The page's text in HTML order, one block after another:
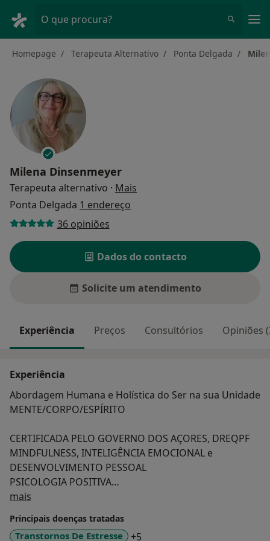
O que procura?
Homepage Terapeuta Alternativo Ponta Delgada
Milena Dinsenmeyer
Terapeuta alternativo · Mais
Ponta Delgada 1 endereço
36 opiniões
Dados do contacto
Solicite um atendimento
Experiência Preços Consultórios Opiniões
Experiência
Abordagem Humana e Holística do Ser na sua Unidade
MENTE/CORPO/ESPÍRITO
CERTIFICADA PELO GOVERNO DOS AÇORES, DREQPF
MINDFULNESS, INTELIGÊNCIA EMOCIONAL e
DESENVOLVIMENTO PESSOAL
PSICOLOGIA POSITIVA
POSITIVA
mais
Principais doenças tratadas
Transtornos De Estresse +5